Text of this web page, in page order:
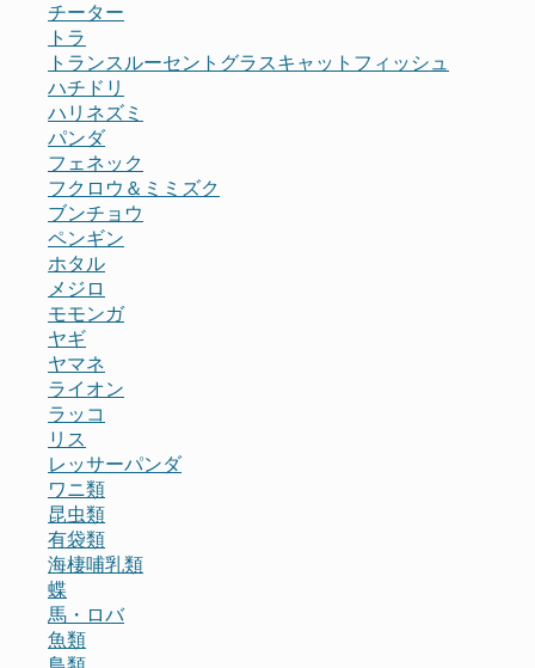
チーター
トラ
トランスルーセントグラスキャットフィッシュ
ハチドリ
ハリネズミ
パンダ
フェネック
フクロウ＆ミミズク
ブンチョウ
ペンギン
ホタル
メジロ
モモンガ
ヤギ
ヤマネ
ライオン
ラッコ
リス
レッサーパンダ
ワニ類
昆虫類
有袋類
海棲哺乳類
蝶
馬・ロバ
魚類